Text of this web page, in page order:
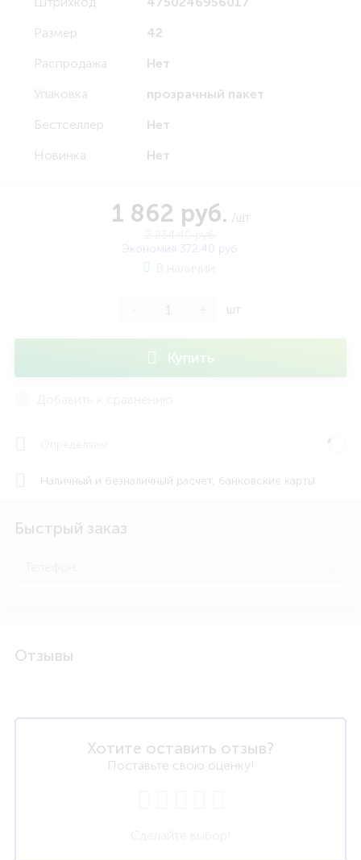
Размер
42
Распродажа
Нет
Упаковка
прозрачный пакет
Бестселлер
Нет
Новинка
Нет
1 862 руб. /шт
Экономия 372.40 руб.
шт
Купить
Наличный и безналичный расчет, банковские карты
Быстрый заказ
Отзывы
Хотите оставить отзыв?
Поставьте свою оценку!